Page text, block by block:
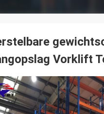
Vorklift